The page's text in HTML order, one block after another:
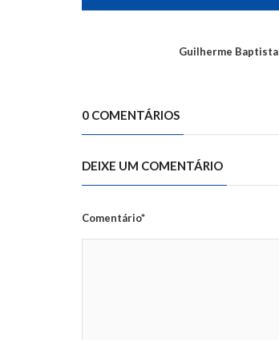
Guilherme Baptista
0 COMENTÁRIOS
DEIXE UM COMENTÁRIO
Comentário*